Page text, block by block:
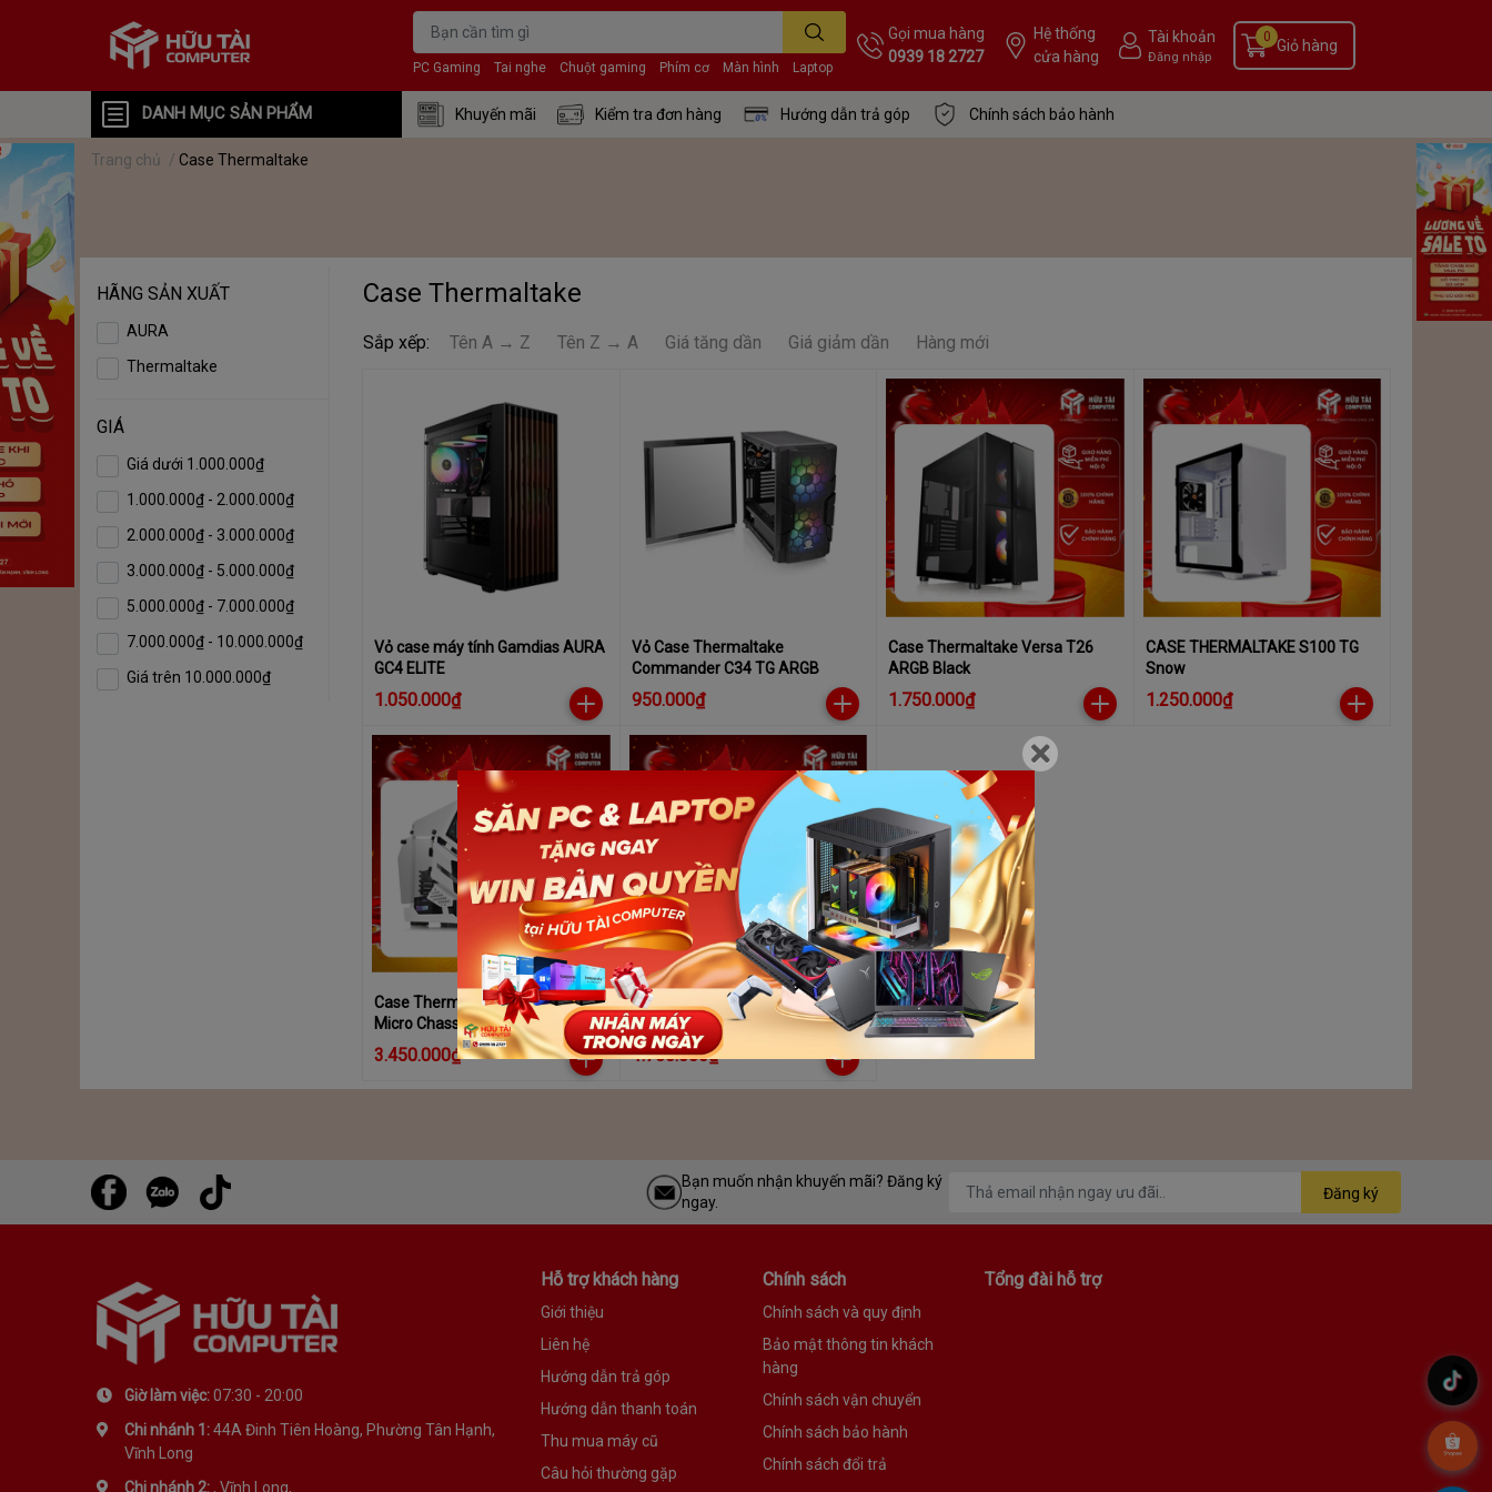
PC Gaming Tai nghe Chuột gaming Phím cơ Màn hình Laptop
Gọi mua hàng
0939 18 2727
Hệ thống
cửa hàng
Tài khoản
Đăng nhập
Giỏ hàng
0
DANH MỤC SẢN PHẨM Khuyến mãi Kiểm tra đơn hàng Hướng dẫn trả góp Chính sách bảo hành
Trang chủ / Case Thermaltake
HÃNG SẢN XUẤT
AURA
Thermaltake
GIÁ
Giá dưới 1.000.000₫
1.000.000₫ - 2.000.000₫
2.000.000₫ - 3.000.000₫
3.000.000₫ - 5.000.000₫
5.000.000₫ - 7.000.000₫
7.000.000₫ - 10.000.000₫
Giá trên 10.000.000₫
Case Thermaltake
Sắp xếp: Tên A → Z Tên Z → A Giá tăng dần Giá giảm dần Hàng mới
Vỏ case máy tính Gamdias AURA
GC4 ELITE
1.050.000₫
Vỏ Case Thermaltake
Commander C34 TG ARGB
950.000₫
Case Thermaltake Versa T26
ARGB Black
1.750.000₫
CASE THERMALTAKE S100 TG
Snow
1.250.000₫
Case Thermaltake AH T200
Micro Chassis
3.450.000₫
CASE THERMALTAKE VERSA
T27 TG ARGB
1.750.000₫
Bạn muốn nhận khuyến mãi? Đăng ký
ngay.
Đăng ký
Giờ làm việc:07:30 - 20:00
Chi nhánh 1:44A Đinh Tiên Hoàng, Phường Tân Hạnh,
Vĩnh Long
Chi nhánh 2:, Vĩnh Long,
Hỗ trợ khách hàng
Giới thiệu
Liên hệ
Hướng dẫn trả góp
Hướng dẫn thanh toán
Thu mua máy cũ
Câu hỏi thường gặp
Chính sách
Chính sách và quy định
Bảo mật thông tin khách
hàng
Chính sách vận chuyển
Chính sách bảo hành
Chính sách đổi trả
Tổng đài hỗ trợ
.
.